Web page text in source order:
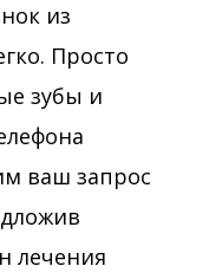
из
Просто
зубы и
ваш запрос
лечения